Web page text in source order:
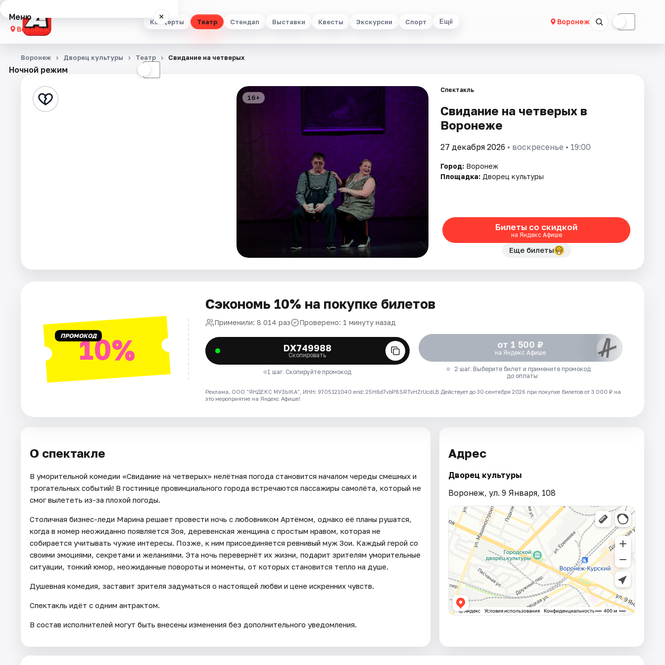
Концерты Театр Стендап Выставки Квесты Экскурсии Спорт Ещё Воронеж ☾
Меню ×
Воронеж
Концерты
Стендап
Площадки
Ночной режим ☾
Воронеж Дворец культуры Театр Свидание на четверых
16+
Спектакль
Свидание на четверых в
Воронеже
27 декабря 2026 • воскресенье • 19:00
Город: Воронеж
Площадка: Дворец культуры
Билеты со скидкой
на Яндекс Афише
Еще билеты
ПРОМОКОД10%
Сэкономь 10% на покупке билетов
Применили: 8 014 раз Проверено: 1 минуту назад
DX749988
Скопировать
1 шаг. Скопируйте промокод
от 1 500 ₽
на Яндекс Афише
2 шаг. Выберите билет и примените промокод
до оплаты
Реклама. ООО "ЯНДЕКС МУЗЫКА", ИНН: 9705121040 erid: 25H8d7vbP8SRTvHZrUcdLB Действует до 30 сентября 2026 при покупке билетов от 3 000 ₽ на
это мероприятие на Яндекс Афише!
О спектакле
В уморительной комедии «Свидание на четверых» нелётная погода становится началом череды смешных и
трогательных событий! В гостинице провинциального города встречаются пассажиры самолёта, который не
смог вылететь из-за плохой погоды.
Столичная бизнес-леди Марина решает провести ночь с любовником Артёмом, однако её планы рушатся,
когда в номер неожиданно появляется Зоя, деревенская женщина с простым нравом, которая не
собирается учитывать чужие интересы. Позже, к ним присоединяется ревнивый муж Зои. Каждый герой со
своими эмоциями, секретами и желаниями. Эта ночь перевернёт их жизни, подарит зрителям уморительные
ситуации, тонкий юмор, неожиданные повороты и моменты, от которых становится тепло на душе.
Душевная комедия, заставит зрителя задуматься о настоящей любви и цене искренних чувств.
Спектакль идёт с одним антрактом.
В состав исполнителей могут быть внесены изменения без дополнительного уведомления.
Адрес
Дворец культуры
Воронеж, ул. 9 Января, 108